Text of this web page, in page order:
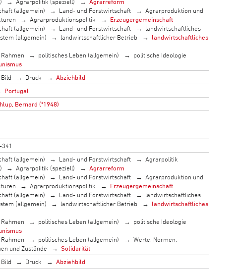
(allgemein)
Land- und Forstwirtschaft
Agrarproduktion und
Agrarproduktionspolitik
Erzeugergemeinschaft
(allgemein)
Land- und Forstwirtschaft
landwirtschaftliches
(allgemein)
landwirtschaftlicher Betrieb
landwirtschaftliches
politisches Leben (allgemein)
politische Ideologie
Druck
Abziehbild
Portugal
Bernard (*1948)
(allgemein) Land- und Forstwirtschaft
Agrarpolitik
Agrarpolitik (speziell)
Agrarreform
(allgemein)
Land- und Forstwirtschaft
Agrarproduktion und
Agrarproduktionspolitik
Erzeugergemeinschaft
(allgemein)
Land- und Forstwirtschaft
landwirtschaftliches
(allgemein)
landwirtschaftlicher Betrieb
landwirtschaftliches
politisches Leben (allgemein)
politische Ideologie
politisches Leben (allgemein)
Werte, Normen,
und Zustände
Solidarität
Druck
Abziehbild